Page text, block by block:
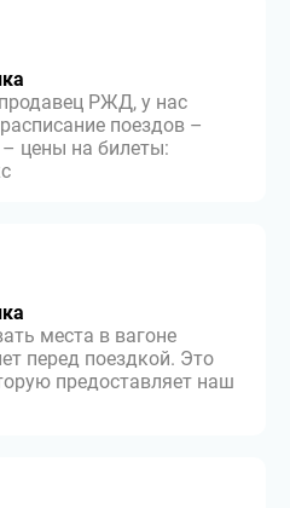
РЖД, у нас
поездов –
– цены на билеты:
места в вагоне
перед поездкой. Это
предоставляет наш